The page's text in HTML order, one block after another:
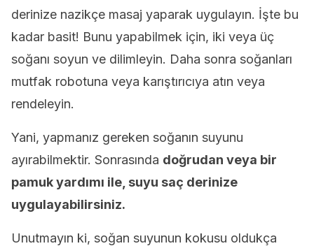
derinize nazikçe masaj yaparak uygulayın. İşte bu
kadar basit! Bunu yapabilmek için, iki veya üç
soğanı soyun ve dilimleyin. Daha sonra soğanları
mutfak robotuna veya karıştırıcıya atın veya
rendeleyin.
Yani, yapmanız gereken soğanın suyunu
ayırabilmektir. Sonrasında doğrudan veya bir
pamuk yardımı ile, suyu saç derinize
uygulayabilirsiniz.
Unutmayın ki, soğan suyunun kokusu oldukça